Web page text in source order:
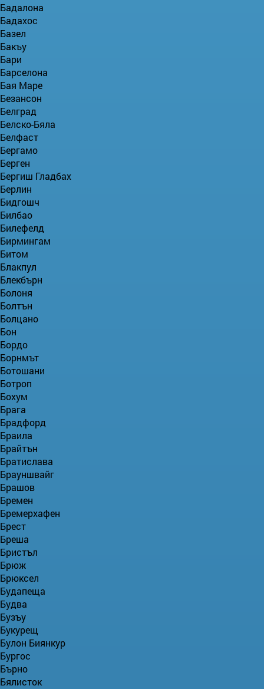
Бадалона
Бадахос
Базел
Бакъу
Бари
Барселона
Бая Маре
Безансон
Белград
Белско-Бяла
Белфаст
Бергамо
Берген
Бергиш Гладбах
Берлин
Бидгошч
Билбао
Билефелд
Бирмингам
Битом
Блакпул
Блекбърн
Болоня
Болтън
Болцано
Бон
Бордо
Борнмът
Ботошани
Ботроп
Бохум
Брага
Брадфорд
Браила
Брайтън
Братислава
Брауншвайг
Брашов
Бремен
Бремерхафен
Брест
Бреша
Бристъл
Брюж
Брюксел
Будапеща
Будва
Бузъу
Букурещ
Булон Биянкур
Бургос
Бърно
Бялисток